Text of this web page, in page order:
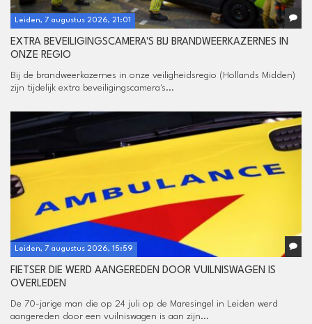
Leiden, 7 augustus 2026, 21:01
EXTRA BEVEILIGINGSCAMERA'S BIJ BRANDWEERKAZERNES IN
ONZE REGIO
Bij de brandweerkazernes in onze veiligheidsregio (Hollands Midden)
zijn tijdelijk extra beveiligingscamera's...
Leiden, 7 augustus 2026, 15:59
FIETSER DIE WERD AANGEREDEN DOOR VUILNISWAGEN IS
OVERLEDEN
De 70-jarige man die op 24 juli op de Maresingel in Leiden werd
aangereden door een vuilniswagen is aan zijn...